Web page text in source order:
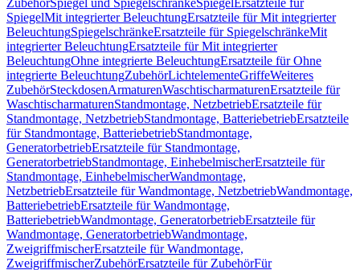
ZubehörSpiegel und SpiegelschränkeSpiegel Ersatzteile für
SpiegelMit integrierter BeleuchtungErsatzteile für Mit integrierter
BeleuchtungSpiegelschränkeErsatzteile für SpiegelschränkeMit
integrierter BeleuchtungErsatzteile für Mit integrierter
BeleuchtungOhne integrierte BeleuchtungErsatzteile für Ohne
integrierte BeleuchtungZubehörLichtelementeGriffeWeiteres
ZubehörSteckdosenArmaturenWaschtischarmaturenErsatzteile für
WaschtischarmaturenStandmontage, NetzbetriebErsatzteile für
Standmontage, NetzbetriebStandmontage, BatteriebetriebErsatzteile
für Standmontage, BatteriebetriebStandmontage,
GeneratorbetriebErsatzteile für Standmontage,
GeneratorbetriebStandmontage, EinhebelmischerErsatzteile für
Standmontage, EinhebelmischerWandmontage,
NetzbetriebErsatzteile für Wandmontage, NetzbetriebWandmontage,
BatteriebetriebErsatzteile für Wandmontage,
BatteriebetriebWandmontage, GeneratorbetriebErsatzteile für
Wandmontage, GeneratorbetriebWandmontage,
ZweigriffmischerErsatzteile für Wandmontage,
ZweigriffmischerZubehörErsatzteile für ZubehörFür